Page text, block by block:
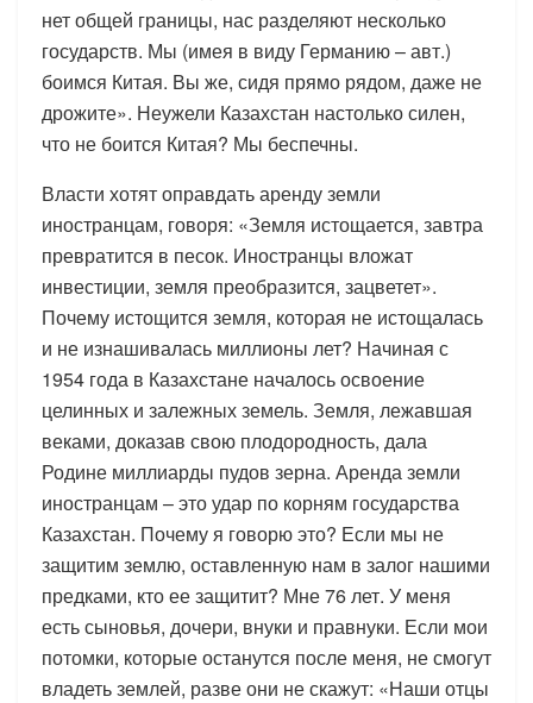
нет общей границы, нас разделяют несколько
государств. Мы (имея в виду Германию – авт.)
боимся Китая. Вы же, сидя прямо рядом, даже не
дрожите». Неужели Казахстан настолько силен,
что не боится Китая? Мы беспечны.
Власти хотят оправдать аренду земли
иностранцам, говоря: «Земля истощается, завтра
превратится в песок. Иностранцы вложат
инвестиции, земля преобразится, зацветет».
Почему истощится земля, которая не истощалась
и не изнашивалась миллионы лет? Начиная с
1954 года в Казахстане началось освоение
целинных и залежных земель. Земля, лежавшая
веками, доказав свою плодородность, дала
Родине миллиарды пудов зерна. Аренда земли
иностранцам – это удар по корням государства
Казахстан. Почему я говорю это? Если мы не
защитим землю, оставленную нам в залог нашими
предками, кто ее защитит? Мне 76 лет. У меня
есть сыновья, дочери, внуки и правнуки. Если мои
потомки, которые останутся после меня, не смогут
владеть землей, разве они не скажут: «Наши отцы